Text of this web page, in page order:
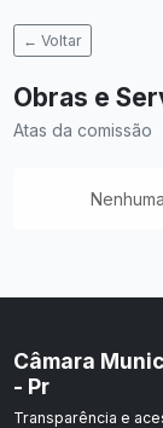
← Voltar
Obras e
Atas da comissão
Câmara
- Pr
Transparência e